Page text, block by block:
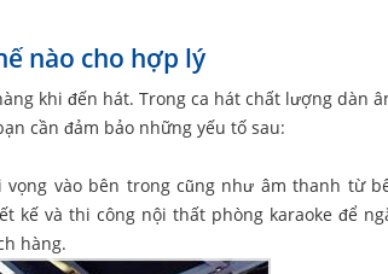
nào cho hợp lý
khi đến hát. Trong ca hát chất lượng dàn
cần đảm bảo những yếu tố sau:
vào bên trong cũng như âm thanh từ
kế và thi công nội thất phòng karaoke để
hàng.